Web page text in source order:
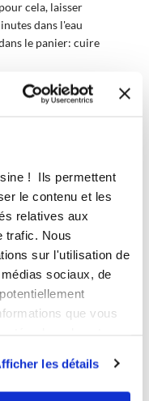
! Ils permettent
le contenu et les
relatives aux
trafic. Nous
sur l'utilisation de
sociaux, de
que vous
les détails
cela, laisser
dans l'eau
le panier: cuire
aux panais et
1
!